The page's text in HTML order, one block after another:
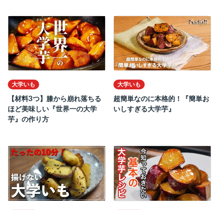
大学いも
【材料3つ】膝から崩れ落ちる
ほど美味しい『世界一の大学
芋』の作り方
大学いも
超簡単なのに本格的！『簡単お
いしすぎる大学芋』